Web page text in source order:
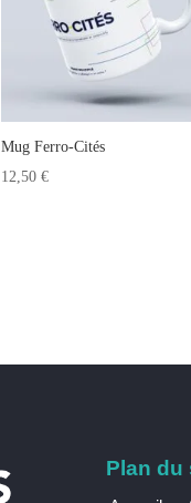
Mug Ferro-Cités
12,50 €
Plan du